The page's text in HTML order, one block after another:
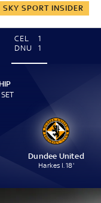
SKY SPORT INSIDER
CEL
1
DNU
1
Dundee United
Harkes I. 18'